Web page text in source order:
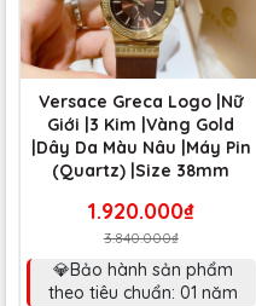
Versace Greca Logo |Nữ
Giới |3 Kim |Vàng Gold
|Dây Da Màu Nâu |Máy Pin
(Quartz) |Size 38mm
1.920.000₫
3.840.000₫
💎Bảo hành sản phẩm
theo tiêu chuẩn: 01 năm